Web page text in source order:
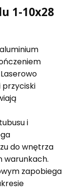
1-10x28
przyciski
i
do wnętrza
warunkach.
zapobiega